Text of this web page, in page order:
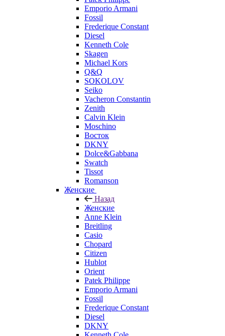
Emporio Armani
Fossil
Frederique Constant
Diesel
Kenneth Cole
Skagen
Michael Kors
Q&Q
SOKOLOV
Seiko
Vacheron Constantin
Zenith
Calvin Klein
Moschino
Восток
DKNY
Dolce&Gabbana
Swatch
Tissot
Romanson
Женские
Назад
Женские
Anne Klein
Breitling
Casio
Chopard
Citizen
Hublot
Orient
Patek Philippe
Emporio Armani
Fossil
Frederique Constant
Diesel
DKNY